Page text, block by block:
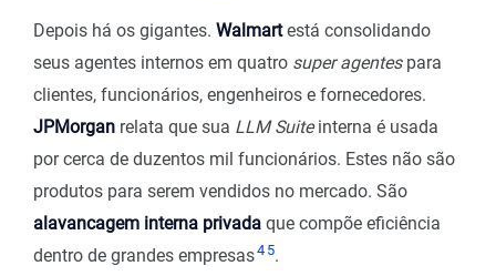
Depois há os gigantes. Walmartestá consolidando
seus agentes internos em quatro super agentespara
clientes, funcionários, engenheiros e fornecedores.
JPMorgan relata que sua LLM Suiteinterna é usada
por cerca de duzentos mil funcionários. Estes não são
produtos para serem vendidos no mercado. São
alavancagem interna privada que compõe eficiência
dentro de grandes empresas4 5.